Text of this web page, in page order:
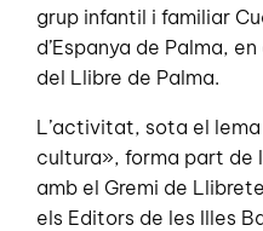
grup infantil i familiar
d’Espanya de Palma,
del Llibre de Palma.
L’activitat, sota el
cultura», forma part de
amb el Gremi de
els Editors de les Illes